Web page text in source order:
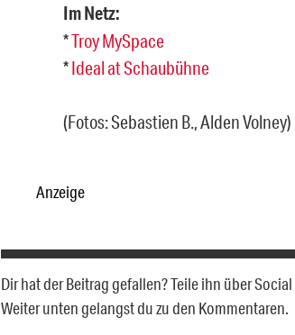
Im Netz:
*Troy MySpace
*Ideal at Schaubühne
(Fotos: Sebastien B., Alden Volney)
Anzeige
Dir hat der Beitrag gefallen? Teile ihn über
Weiter unten gelangst du zu den Kommentaren.